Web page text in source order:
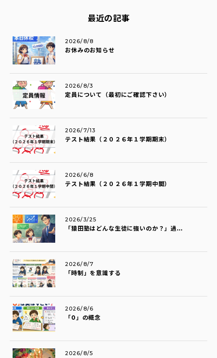
最近の記事
お休みのお知らせ
2026/8/8
定員について（最初にご確認下さい）
2026/8/3
テスト結果（２０２６年１学期期末）
2026/7/13
テスト結果（２０２６年１学期中間）
2026/6/8
「猿田塾はどんな生徒に強いのか？」過...
2026/3/25
「時制」を意識する
2026/8/7
「0」の概念
2026/8/6
2026/8/5